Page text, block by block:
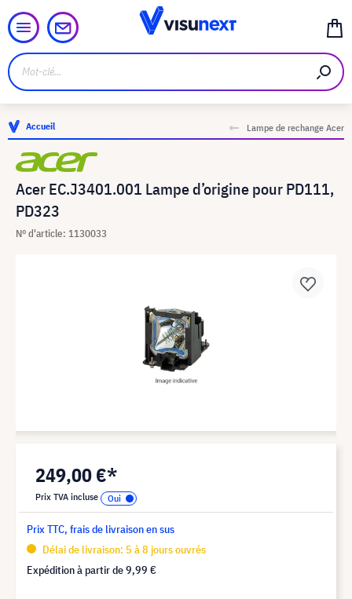
Accueil Lampe de rechange Acer
Acer EC.J3401.001 Lampe d’origine pour PD111,
PD323
N° d'article: 1130033
249,00 €*
Prix TVA incluse
Prix TTC, frais de livraison en sus
Délai de livraison: 5 à 8 jours ouvrés
Expédition à partir de9,99 €